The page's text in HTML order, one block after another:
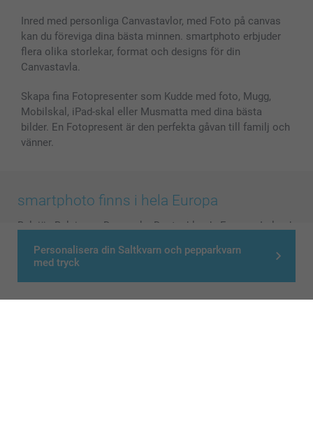
Personalisera din Saltkvarn och pepparkvarn
med tryck
Inred med personliga Canvastavlor, med Foto på canvas
kan du föreviga dina bästa minnen. smartphoto erbjuder
flera olika storlekar, format och designs för din
Canvastavla.
Skapa fina Fotopresenter som Kudde med foto, Mugg,
Mobilskal, iPad-skal eller Musmatta med dina bästa
bilder. En Fotopresent är den perfekta gåvan till familj och
vänner.
smartphoto finns i hela Europa
België Belgique Danmark Deutschland France
Ireland
Nederland - Norge Österreich Schweiz -
Switzerland -